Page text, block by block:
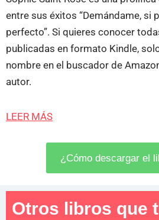
entre sus éxitos “Demándame, si
perfecto”. Si quieres conocer
publicadas en formato Kindle,
nombre en el buscador de
autor.
LEER MÁS
¿Cómo descargar el
Otros libros que